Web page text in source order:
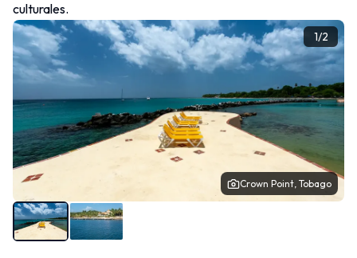
culturales.
1/2
Crown Point, Tobago